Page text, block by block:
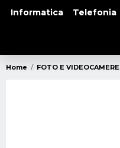
Informatica Telefonia
Home FOTO E VIDEOCAMERE